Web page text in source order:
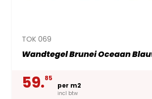
TOK 069
Wandtegel Brunei Oceaan
59.85
per m2
incl btw